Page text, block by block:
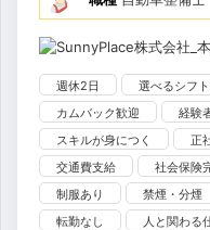
週休2日 選べるシフ
カムバック歓迎
経験
スキルが身につく
正
交通費支給
社会保険
制服あり
禁煙・分煙
転勤なし
人と関わる